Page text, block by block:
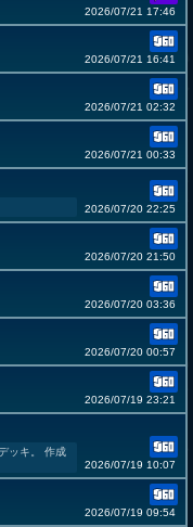
2026/07/21 17:46
2026/07/21 16:41
2026/07/21 02:32
2026/07/21 00:33
2026/07/20 22:25
2026/07/20 21:50
2026/07/20 03:36
2026/07/20 00:57
2026/07/19 23:21
ッキ。 作成
2026/07/19 10:07
2026/07/19 09:54